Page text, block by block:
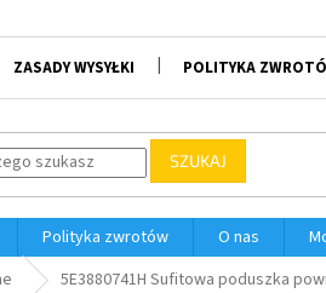
ZASADY WYSYŁKI POLITYKA
SZUKAJ
Polityka zwrotów O nas
5E3880741H Sufitowa poduszka